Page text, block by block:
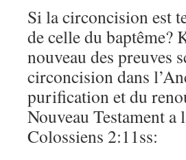
Si la circoncision est
de celle du baptême?
nouveau des preuves
circoncision dans
purification et du
Nouveau Testament
Colossiens 2:11ss: